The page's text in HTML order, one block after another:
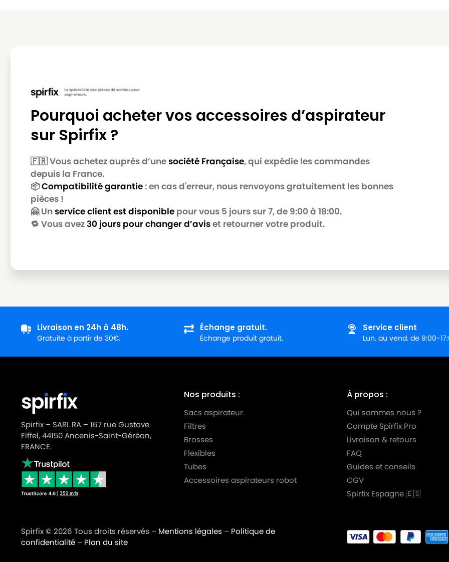
BESTRON
BESTRON
BESTRON DVC 1500 EC
BESTRON
BESTRON
BESTRON
BESTRON DVC 1700 E
BESTRON
BESTRON DVC 1800 E
BESTRON
BESTRON DVC 1810 E
BESTRON
BESTRON DW 1400 EL
BESTRON
BESTRON DYL 1500
BESTRON
BESTRON
BESTRON VCH 4806 E
Pourquoi acheter vos accessoires d’aspirateur
sur Spirfix ?
🇫🇷 Vous achetez auprès d’unesociété Française, qui expédie les commandes
depuis la France.
📦Compatibilité garantie: en cas d'erreur, nous renvoyons gratuitement les bonnes
pièces !
🤗 Un service client est disponible pour vous 5 jours sur 7, de 9:00 à 18:00.
🔁 Vous avez30 jours pour changer d’aviset retourner votre produit.
Livraison en 24h à 48h.
Gratuite à partir de 30€.
Échange gratuit.
Échange produit gratuit.
Service client
Lun. au vend. de 9:00-
Spirfix – SARL RA – 167 rue Gustave
Eiffel, 44150 Ancenis-Saint-Géréon,
FRANCE.
Nos produits :
Sacs aspirateur
Filtres
Brosses
Flexibles
Tubes
Accessoires aspirateurs robot
À propos :
Qui sommes nous ?
Compte Spirfix Pro
Livraison & retours
FAQ
Guides et conseils
CGV
Spirfix Espagne 🇪🇸
Spirfix © 2026 Tous droits réservés – Mentions légales – Politique de
confidentialité– Plan du site